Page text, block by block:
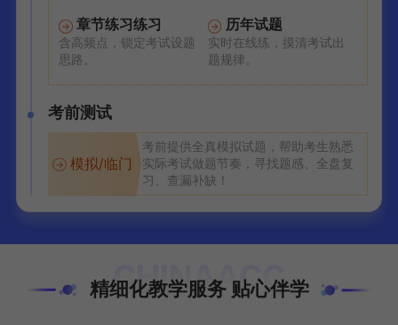
章节练习练习
含高频点，锁定考试设题
思路。
历年试题
实时在线练，摸清考试出
题规律。
考前测试
模拟/临门
考前提供全真模拟试题，帮助考生熟悉
实际考试做题节奏，寻找题感、全盘复
习、查漏补缺！
精细化教学服务 贴心伴学